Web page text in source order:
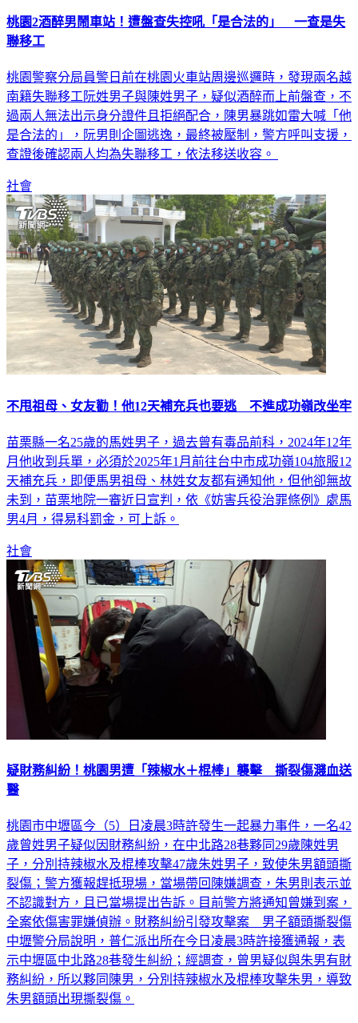
桃園2酒醉男鬧車站！遭盤查失控吼「是合法的」 一查是失
聯移工
桃園警察分局員警日前在桃園火車站周邊巡邏時，發現兩名越
南籍失聯移工阮姓男子與陳姓男子，疑似酒醉而上前盤查，不
過兩人無法出示身分證件且拒絕配合，陳男暴跳如雷大喊「他
是合法的」，阮男則企圖逃逸，最終被壓制，警方呼叫支援，
查證後確認兩人均為失聯移工，依法移送收容。
社會
不甩祖母、女友勸！他12天補充兵也要逃 不進成功嶺改坐牢
苗栗縣一名25歲的馬姓男子，過去曾有毒品前科，2024年12年
月他收到兵單，必須於2025年1月前往台中市成功嶺104旅服12
天補充兵，即便馬男祖母、林姓女友都有通知他，但他卻無故
未到，苗栗地院一審近日宣判，依《妨害兵役治罪條例》處馬
男4月，得易科罰金，可上訴。
社會
疑財務糾紛！桃園男遭「辣椒水＋棍棒」襲擊 撕裂傷濺血送
醫
桃園市中壢區今（5）日凌晨3時許發生一起暴力事件，一名42
歲曾姓男子疑似因財務糾紛，在中北路28巷夥同29歲陳姓男
子，分別持辣椒水及棍棒攻擊47歲朱姓男子，致使朱男額頭撕
裂傷；警方獲報趕抵現場，當場帶回陳嫌調查，朱男則表示並
不認識對方，且已當場提出告訴。目前警方將通知曾嫌到案，
全案依傷害罪嫌偵辦。財務糾紛引發攻擊案 男子額頭撕裂傷
中壢警分局說明，普仁派出所在今日凌晨3時許接獲通報，表
示中壢區中北路28巷發生糾紛；經調查，曾男疑似與朱男有財
務糾紛，所以夥同陳男，分別持辣椒水及棍棒攻擊朱男，導致
朱男額頭出現撕裂傷。